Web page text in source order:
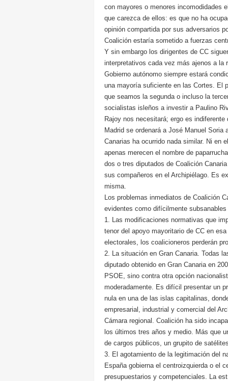
con mayores o menores incomodidades
que carezca de ellos: es que no ha
opinión compartida por sus adversarios
Coalición estaría sometido a fuerzas
Y sin embargo los dirigentes de CC
interpretativos cada vez más ajenos a la
Gobierno autónomo siempre estará
una mayoría suficiente en las Cortes. El
que seamos la segunda o incluso la
socialistas isleños a investir a Paulino
Rajoy nos necesitará; ergo es
Madrid se ordenará a José Manuel
Canarias ha ocurrido nada similar. Ni en
apenas merecen el nombre de
dos o tres diputados de Coalición
sus compañeros en el Archipiélago. Es
misma.
Los problemas inmediatos de Coalición
evidentes como difícilmente
1. Las modificaciones normativas que
tenor del apoyo mayoritario de CC en
electorales, los coalicioneros perderán
2. La situación en Gran Canaria. Todas
diputado obtenido en Gran Canaria en
PSOE, sino contra otra opción
moderadamente. Es difícil presentar un
nula en una de las islas capitalinas,
empresarial, industrial y comercial del
Cámara regional. Coalición ha sido
los últimos tres años y medio. Más que
de cargos públicos, un grupito de
3. El agotamiento de la legitimación del
España gobierna el centroizquierda o el
presupuestarios y competenciales. La